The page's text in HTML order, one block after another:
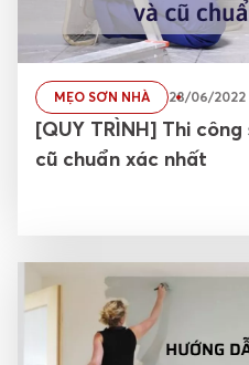
MẸO SƠN NHÀ 28/06/2022
[QUY TRÌNH] Thi
cũ chuẩn xác nhất